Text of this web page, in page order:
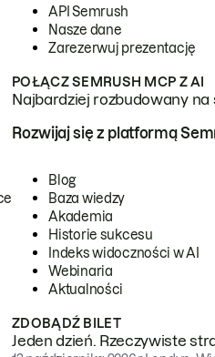
API Semrush
Nasze dane
Zarezerwuj prezentację
POŁĄCZ SEMRUSH MCP Z AI
Najbardziej rozbudowany
Rozwijaj się z platformą
Blog
Baza wiedzy
Akademia
Historie sukcesu
Indeks widoczności w AI
Webinaria
Aktualności
ZDOBĄDŹ BILET
Jeden dzień. Rzeczywiste